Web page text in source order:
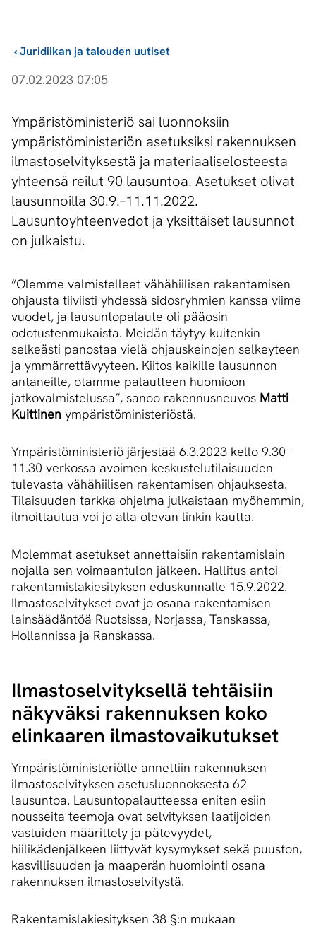
Juridiikan ja talouden uutiset
›
07.02.2023 07:05
Ympäristöministeriö sai luonnoksiin
ympäristöministeriön asetuksiksi rakennuksen
ilmastoselvityksestä ja materiaaliselosteesta
yhteensä reilut 90 lausuntoa. Asetukset olivat
lausunnoilla 30.9.–11.11.2022.
Lausuntoyhteenvedot ja yksittäiset lausunnot
on julkaistu.
”Olemme valmistelleet vähähiilisen rakentamisen
ohjausta tiiviisti yhdessä sidosryhmien kanssa viime
vuodet, ja lausuntopalaute oli pääosin
odotustenmukaista. Meidän täytyy kuitenkin
selkeästi panostaa vielä ohjauskeinojen selkeyteen
ja ymmärrettävyyteen. Kiitos kaikille lausunnon
antaneille, otamme palautteen huomioon
jatkovalmistelussa”, sanoo rakennusneuvos Matti
Kuittinen ympäristöministeriöstä.
Ympäristöministeriö järjestää 6.3.2023 kello 9.30–
11.30 verkossa avoimen keskustelutilaisuuden
tulevasta vähähiilisen rakentamisen ohjauksesta.
Tilaisuuden tarkka ohjelma julkaistaan myöhemmin,
ilmoittautua voi jo alla olevan linkin kautta.
Molemmat asetukset annettaisiin rakentamislain
nojalla sen voimaantulon jälkeen. Hallitus antoi
rakentamislakiesityksen eduskunnalle 15.9.2022.
Ilmastoselvitykset ovat jo osana rakentamisen
lainsäädäntöä Ruotsissa, Norjassa, Tanskassa,
Hollannissa ja Ranskassa.
Il­mas­to­sel­vi­tyk­sel­lä tehtäisiin
näkyväksi rakennuksen koko
elinkaaren il­mas­to­vai­ku­tuk­set
Ympäristöministeriölle annettiin rakennuksen
ilmastoselvityksen asetusluonnoksesta 62
lausuntoa. Lausuntopalautteessa eniten esiin
nousseita teemoja ovat selvityksen laatijoiden
vastuiden määrittely ja pätevyydet,
hiilikädenjälkeen liittyvät kysymykset sekä puuston,
kasvillisuuden ja maaperän huomiointi osana
rakennuksen ilmastoselvitystä.
Rakentamislakiesityksen 38 §:n mukaan